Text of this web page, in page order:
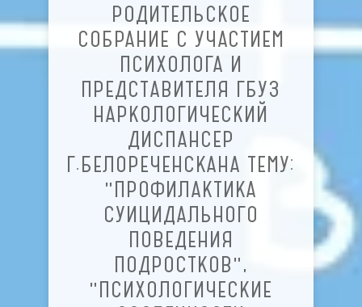
РОДИТЕЛЬСКОЕ
СОБРАНИЕ С УЧАСТИЕМ
ПСИХОЛОГА И
ПРЕДСТАВИТЕЛЯ ГБУЗ
НАРКОЛОГИЧЕСКИЙ
ДИСПАНСЕР
Г.БЕЛОРЕЧЕНСКАНА ТЕМУ:
"ПРОФИЛАКТИКА
СУИЦИДАЛЬНОГО
ПОВЕДЕНИЯ
ПОДРОСТКОВ",
"ПСИХОЛОГИЧЕСКИЕ